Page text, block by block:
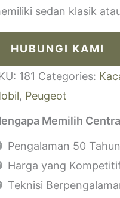
sedan klasik
HUBUNGI KAMI
181 Categories:
, Peugeot
Memilih
Pengalaman 50
Harga yang
Teknisi